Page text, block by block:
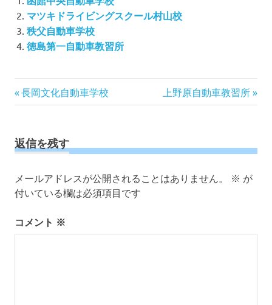
マツキドライビングスクール村山校
秩父自動車学校
徳島第一自動車教習所
投
稿
ビ
ゲ
シ
ョ
ン
前
の
事:
長岡文化自動車学校
次
の
上野原自動車教習所
返信を残す
メールアドレスが公開されることはありません。 ※ が
付いている欄は必須項目です
コメント ※